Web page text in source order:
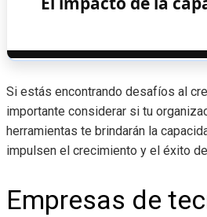
Si estás encontrando desafíos al
importante considerar si tu
herramientas te brindarán la
impulsen el crecimiento y el éxito
Empresas de